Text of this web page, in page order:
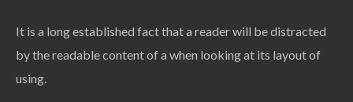
It is a long established fact that a reader will be distracted
by the readable content of a when looking at its layout of
using.